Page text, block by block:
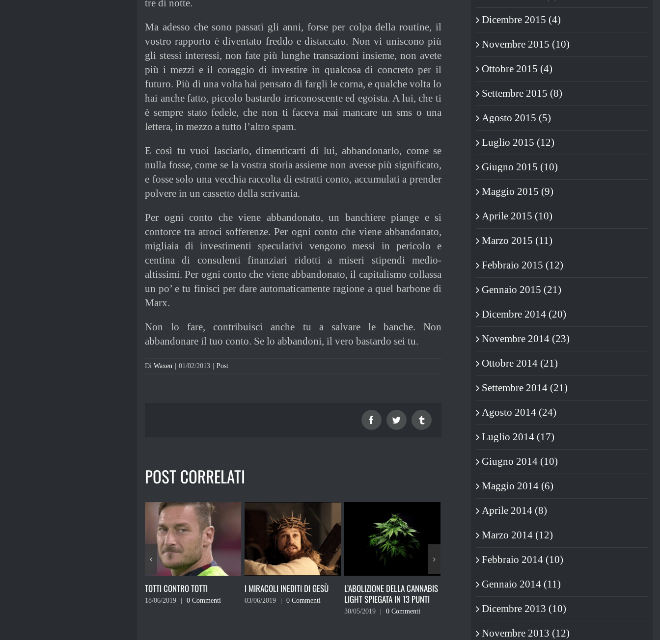
tre di notte.
Ma adesso che sono passati gli anni, forse per colpa della routine, il
vostro rapporto è diventato freddo e distaccato. Non vi uniscono più
gli stessi interessi, non fate più lunghe transazioni insieme, non avete
più i mezzi e il coraggio di investire in qualcosa di concreto per il
futuro. Più di una volta hai pensato di fargli le corna, e qualche volta lo
hai anche fatto, piccolo bastardo irriconoscente ed egoista. A lui, che ti
è sempre stato fedele, che non ti faceva mai mancare un sms o una
lettera, in mezzo a tutto l’altro spam.
E così tu vuoi lasciarlo, dimenticarti di lui, abbandonarlo, come se
nulla fosse, come se la vostra storia assieme non avesse più significato,
e fosse solo una vecchia raccolta di estratti conto, accumulati a prender
polvere in un cassetto della scrivania.
Per ogni conto che viene abbandonato, un banchiere piange e si
contorce tra atroci sofferenze. Per ogni conto che viene abbandonato,
migliaia di investimenti speculativi vengono messi in pericolo e
centina di consulenti finanziari ridotti a miseri stipendi medio-
altissimi. Per ogni conto che viene abbandonato, il capitalismo collassa
un po’ e tu finisci per dare automaticamente ragione a quel barbone di
Marx.
Non lo fare, contribuisci anche tu a salvare le banche. Non
abbandonare il tuo conto. Se lo abbandoni, il vero bastardo sei tu.
Di Waxen 01/02/2013 Post
FacebookTwitter Tumblr
POST CORRELATI
I MIRACOLI INEDITI DI GESÙ
03/06/2019 0 Commenti
L’ABOLIZIONE DELLA CANNABIS
LIGHT SPIEGATA IN 13 PUNTI
RICORDATI CHE NON DEVI
VOTARE
24/05/2019 0 Commenti
STRANISSIME COSE: LA SERIE
0 Commenti
TOTTI CONTRO TOTTI
Dicembre 2015 (4)
Novembre 2015 (10)
Ottobre 2015 (4)
Settembre 2015 (8)
Agosto 2015 (5)
Luglio 2015 (12)
Giugno 2015 (10)
Maggio 2015 (9)
Aprile 2015 (10)
Marzo 2015 (11)
Febbraio 2015 (12)
Gennaio 2015 (21)
Dicembre 2014 (20)
Novembre 2014 (23)
Ottobre 2014 (21)
Settembre 2014 (21)
Agosto 2014 (24)
Luglio 2014 (17)
Giugno 2014 (10)
Maggio 2014 (6)
Aprile 2014 (8)
Marzo 2014 (12)
Febbraio 2014 (10)
Gennaio 2014 (11)
Dicembre 2013 (10)
Novembre 2013 (12)